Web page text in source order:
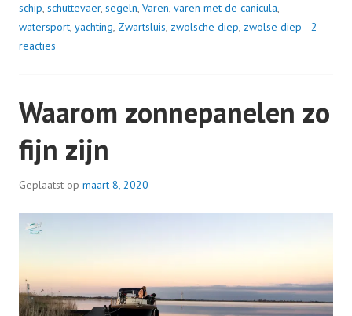
schip, schuttevaer, segeln, Varen, varen met de canicula,
watersport, yachting, Zwartsluis, zwolsche diep, zwolse diep
2
reacties
Waarom zonnepanelen zo
fijn zijn
Geplaatst op maart 8, 2020